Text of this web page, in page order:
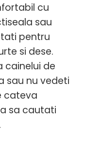
cu
sau
pentru
si dese.
cainelui de
sau nu vedeti
cateva
sa cautati
.